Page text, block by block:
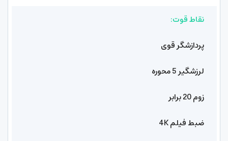
نقاط قوت:
پردازشگر قوی
لرزشگیر 5 محوره
زوم 20 برابر
ضبط فیلم 4K